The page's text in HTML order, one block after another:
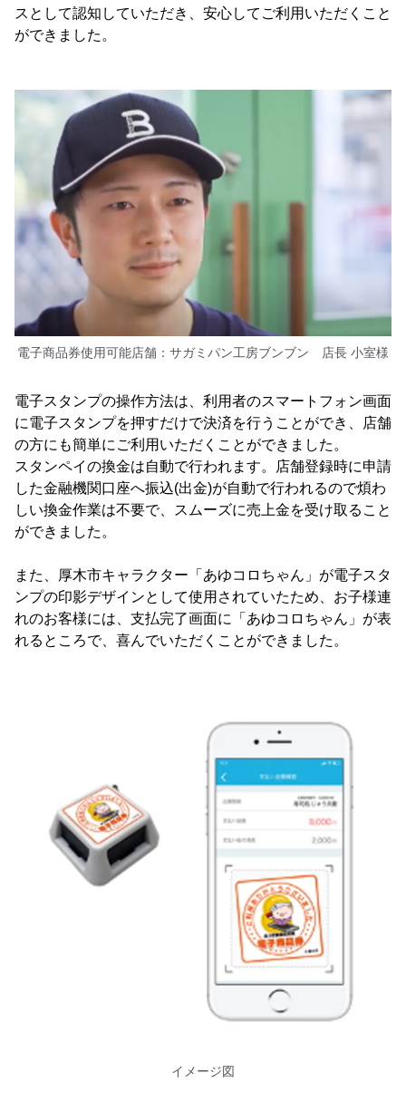
スとして認知していただき、安心してご利用いただくこと
ができました。
電子商品券使用可能店舗：サガミパン工房ブンブン 店長 小室様
電子スタンプの操作方法は、利用者のスマートフォン画面
に電子スタンプを押すだけで決済を行うことができ、店舗
の方にも簡単にご利用いただくことができました。
スタンペイの換金は自動で行われます。店舗登録時に申請
した金融機関口座へ振込(出金)が自動で行われるので煩わ
しい換金作業は不要で、スムーズに売上金を受け取ること
ができました。
また、厚木市キャラクター「あゆコロちゃん」が電子スタ
ンプの印影デザインとして使用されていたため、お子様連
れのお客様には、支払完了画面に「あゆコロちゃん」が表
れるところで、喜んでいただくことができました。
イメージ図